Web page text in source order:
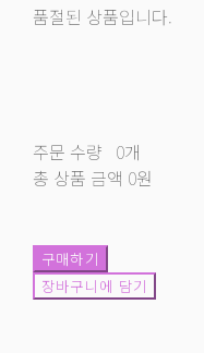
품절된 상품입니다.
주문 수량 0개
총 상품 금액 0원
구매하기
장바구니에 담기